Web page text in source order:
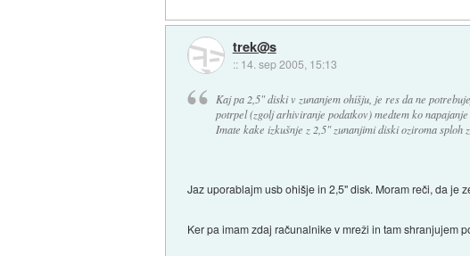
trek@s
:: 14. sep 2005, 15:13
Kaj pa 2,5" diski v zunanjem ohišju, je res da ne
potrpel (zgolj arhiviranje podatkov) medtem ko
Imate kake izkušnje z 2,5" zunanjimi diski oziroma sploh
Jaz uporablajm usb ohišje in 2,5" disk. Moram reči, da je
Ker pa imam zdaj računalnike v mreži in tam shranjujem